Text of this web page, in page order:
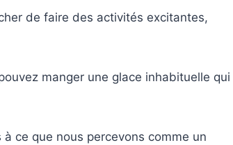
de faire des activités excitantes,
manger une glace inhabituelle qui
ce que nous percevons comme un